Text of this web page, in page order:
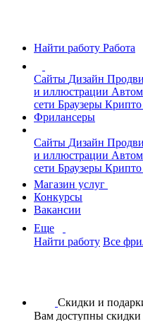
Найти работу Работа
Сайты Дизайн
и иллюстрации
сети Браузеры Крипто
Фрилансеры
Сайты Дизайн
и иллюстрации
сети Браузеры Крипто
Магазин услуг
Конкурсы
Вакансии
Еще
Найти работу Все
Скидки и
Вам доступны скидки